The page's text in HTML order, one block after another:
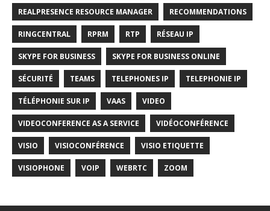
REALPRESENCE RESOURCE MANAGER RECOMMENDATIONS
RINGCENTRAL RPRM RTP RÉSEAU IP
SKYPE FOR BUSINESS SKYPE FOR BUSINESS ONLINE
SÉCURITÉ TEAMS TELEPHONES IP TELEPHONIE IP
TÉLÉPHONIE SUR IP VAAS VIDEO
VIDEOCONFERENCE AS A SERVICE VIDÉOCONFÉRENCE
VISIO VISIOCONFÉRENCE VISIO ETIQUETTE
VISIOPHONE VOIP WEBRTC ZOOM